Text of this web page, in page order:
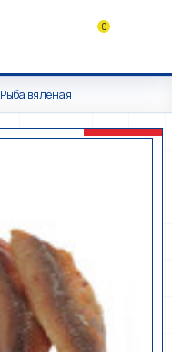
0
Рыба вяленая